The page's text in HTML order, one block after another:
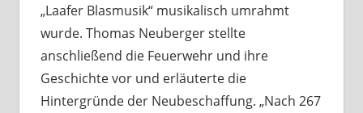
„Laafer Blasmusik“ musikalisch umrahmt
wurde. Thomas Neuberger stellte
anschließend die Feuerwehr und ihre
Geschichte vor und erläuterte die
Hintergründe der Neubeschaffung. „Nach 267